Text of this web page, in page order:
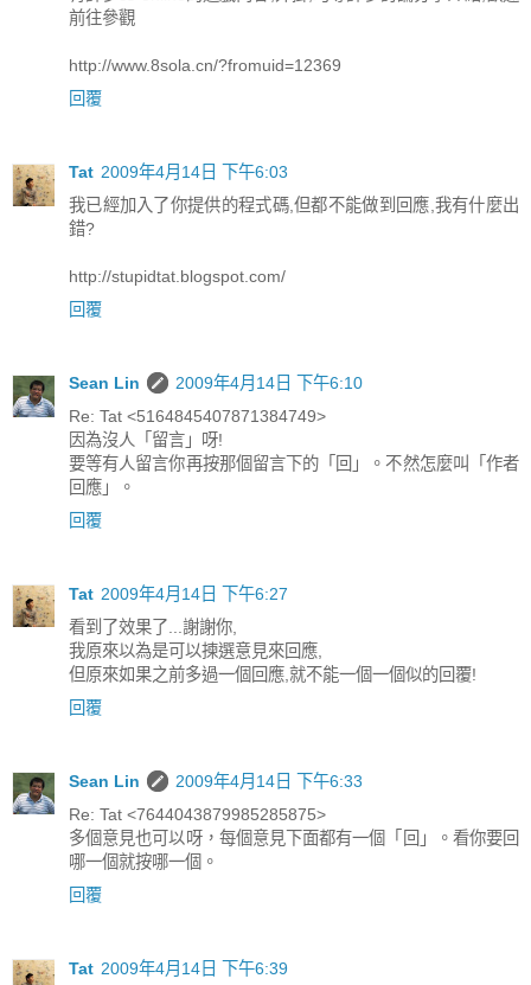
前往參觀
http://www.8sola.cn/?fromuid=12369
回覆
Tat 2009年4月14日 下午6:03
我已經加入了你提供的程式碼,但都不能做到回應,我有什麼出
錯?
http://stupidtat.blogspot.com/
回覆
Sean Lin
2009年4月14日 下午6:10
Re: Tat <5164845407871384749>
因為沒人「留言」呀!
要等有人留言你再按那個留言下的「回」。不然怎麼叫「作者
回應」。
回覆
Tat 2009年4月14日 下午6:27
看到了效果了...謝謝你,
我原來以為是可以揀選意見來回應,
但原來如果之前多過一個回應,就不能一個一個似的回覆!
回覆
Sean Lin
2009年4月14日 下午6:33
Re: Tat <7644043879985285875>
多個意見也可以呀，每個意見下面都有一個「回」。看你要回
哪一個就按哪一個。
回覆
Tat 2009年4月14日 下午6:39